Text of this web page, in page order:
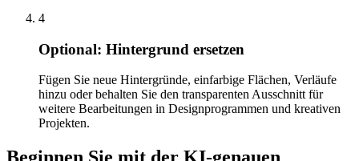
4
Optional: Hintergrund ersetzen
Fügen Sie neue Hintergründe, einfarbige Flächen, Verläufe
hinzu oder behalten Sie den transparenten Ausschnitt für
weitere Bearbeitungen in Designprogrammen und kreativen
Projekten.